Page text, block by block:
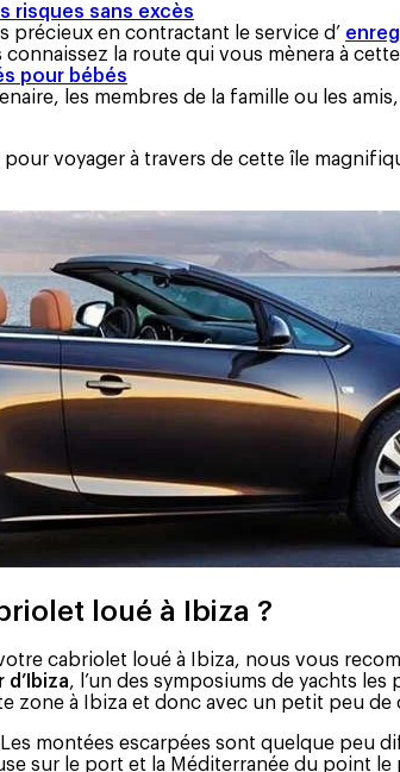
risques sans excès
en contractant le service d’
la route qui vous mènera à
pour bébés
les membres de la famille ou les
voyager à travers de cette île
loué à Ibiza ?
cabriolet loué à Ibiza, nous vous
, l’un des symposiums de yachts
zone à Ibiza et donc avec un petit peu
montées escarpées sont quelque peu
sur le port et la Méditerranée du point